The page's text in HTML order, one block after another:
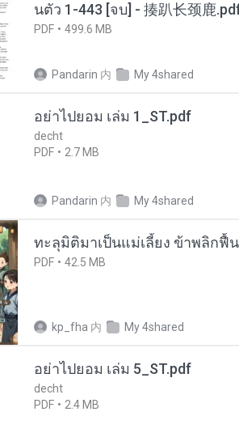
นตัว 1-443 [จบ] - 揍趴长颈鹿
PDF 499.6 MB
Pandarin 内 My 4shared
อย่าไปยอม เล่ม 1_ST.pdf
decht
PDF
2.7 MB
Pandarin 内 My 4shared
ทะลุมิติมาเป็นแม่เลี้ยง ข้าพลิกฟื้
PDF 42.5 MB
kp_fha 内 My 4shared
อย่าไปยอม เล่ม 5_ST.pdf
decht
PDF
2.4 MB